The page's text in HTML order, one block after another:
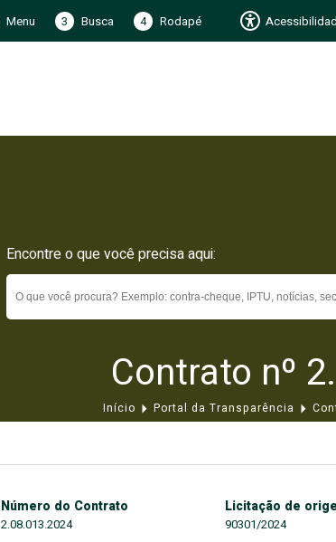
Menu 3 Busca 4 Rodapé
Encontre o que você precisa aqui:
Contrato nº
Início Portal da Transparência
Número do Contrato
2.08.013.2024
Licitação de
90301/2024